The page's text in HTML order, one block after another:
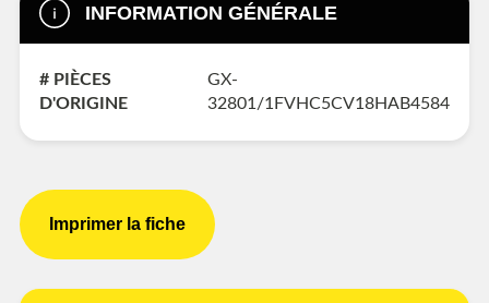
INFORMATION GÉNÉRALE
# PIÈCES
D'ORIGINE
GX-
32801/1FVHC5CV18HAB4584
Imprimer la fiche